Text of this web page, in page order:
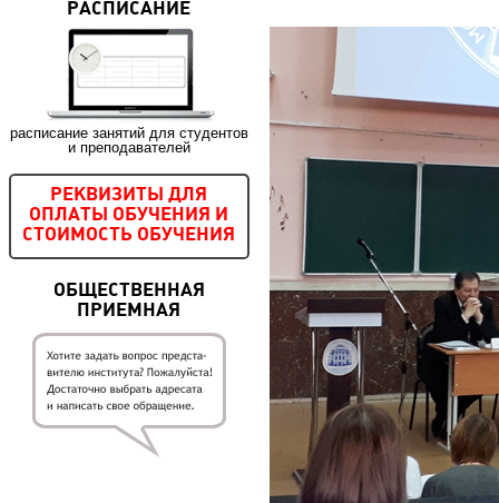
РАСПИСАНИЕ
расписание занятий для студентов
и преподавателей
РЕКВИЗИТЫ ДЛЯ
ОПЛАТЫ ОБУЧЕНИЯ И
СТОИМОСТЬ ОБУЧЕНИЯ
ОБЩЕСТВЕННАЯ
ПРИЕМНАЯ